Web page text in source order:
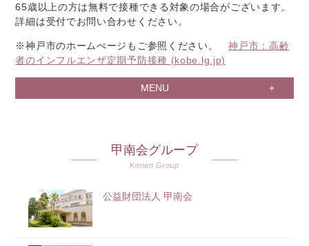
65歳以上の方は無料で接種できる対象の場合がございます。
詳細は受付でお問い合わせください。
※神戸市のホームぺージもご参照ください。神戸市：高齢
者のインフルエンザ定期予防接種 (kobe.lg.jp)
MENU
甲南会グループ
Konan Group
公益財団法人 甲南会